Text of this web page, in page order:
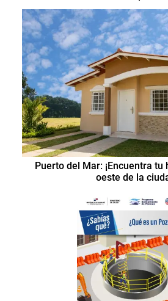
Puerto del Mar: ¡Encuentra tu
oeste de la